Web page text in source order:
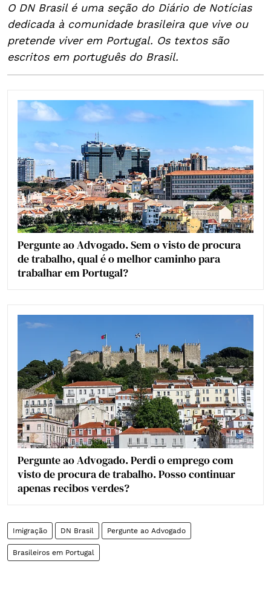
O DN Brasil é uma seção do Diário de Notícias
dedicada à comunidade brasileira que vive ou
pretende viver em Portugal. Os textos são
escritos em português do Brasil.
Pergunte ao Advogado. Sem o visto de procura
de trabalho, qual é o melhor caminho para
trabalhar em Portugal?
Pergunte ao Advogado. Perdi o emprego com
visto de procura de trabalho. Posso continuar
apenas recibos verdes?
Imigração DN Brasil Pergunte ao Advogado
Brasileiros em Portugal